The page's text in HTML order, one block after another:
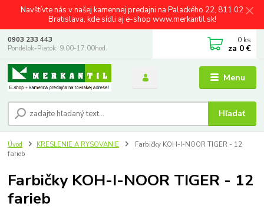
Navštívte nás v našej kamennej predajni na Palackého 22, 811 02
Bratislava, kde sídli aj e-shop www.merkantil.sk!
Menu
Hľadať
0903 233 443
Pondelok-Piatok: 9.00-17.00hod.
0 ks
za 0 €
Úvod KRESLENIE A RYSOVANIE
Farbičky KOH-I-NOOR TIGER - 12
farieb
Farbičky KOH-I-NOOR TIGER - 12
farieb